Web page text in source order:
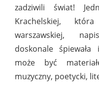
zadziwili świat!
Krachelskiej,
warszawskiej,
doskonale śpiewała
może być
muzyczny, poetycki,